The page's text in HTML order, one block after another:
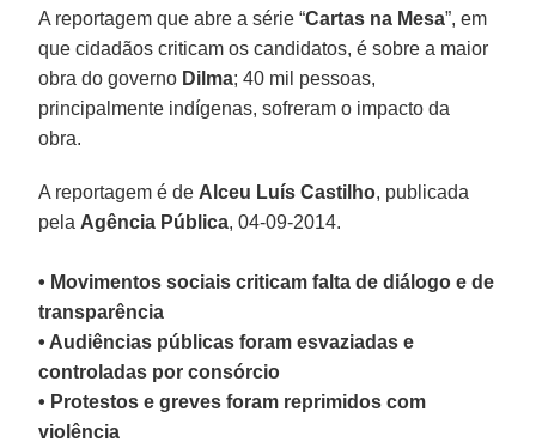
A reportagem que abre a série “Cartas na Mesa”, em
que cidadãos criticam os candidatos, é sobre a maior
obra do governo Dilma; 40 mil pessoas,
principalmente indígenas, sofreram o impacto da
obra.
A reportagem é de Alceu Luís Castilho, publicada
pela Agência Pública, 04-09-2014.
• Movimentos sociais criticam falta de diálogo e de
transparência
• Audiências públicas foram esvaziadas e
controladas por consórcio
• Protestos e greves foram reprimidos com
violência